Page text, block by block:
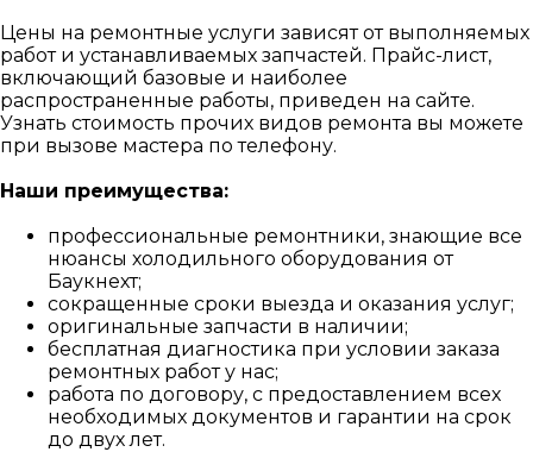
Цены на ремонтные услуги зависят от выполняемых
работ и устанавливаемых запчастей. Прайс-лист,
включающий базовые и наиболее
распространенные работы, приведен на сайте.
Узнать стоимость прочих видов ремонта вы можете
при вызове мастера по телефону.
Наши преимущества:
профессиональные ремонтники, знающие все
нюансы холодильного оборудования от
Баукнехт;
сокращенные сроки выезда и оказания услуг;
оригинальные запчасти в наличии;
бесплатная диагностика при условии заказа
ремонтных работ у нас;
работа по договору, с предоставлением всех
необходимых документов и гарантии на срок
до двух лет.